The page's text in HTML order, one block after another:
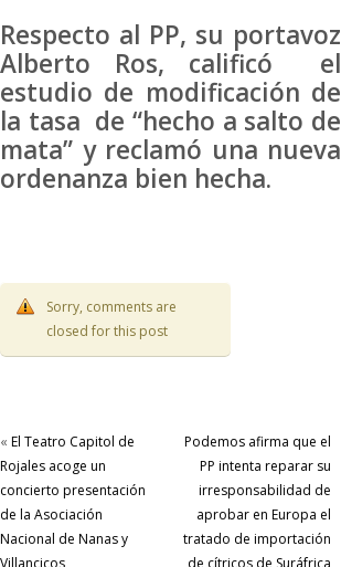
Respecto al PP, su portavoz
Alberto Ros, calificó el
estudio de modificación de
la tasa de “hecho a salto de
mata” y reclamó una nueva
ordenanza bien hecha.
Sorry, comments are
closed for this post
« El Teatro Capitol de
Rojales acoge un
concierto presentación
de la Asociación
Nacional de Nanas y
Villancicos
Podemos afirma que el
PP intenta reparar su
irresponsabilidad de
aprobar en Europa el
tratado de importación
de cítricos de Suráfrica